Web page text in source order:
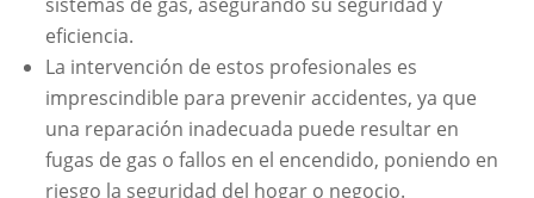
eficiencia.
La intervención de estos profesionales es
imprescindible para prevenir accidentes, ya que
una reparación inadecuada puede resultar en
fugas de gas o fallos en el encendido, poniendo en
riesgo la seguridad del hogar o negocio.